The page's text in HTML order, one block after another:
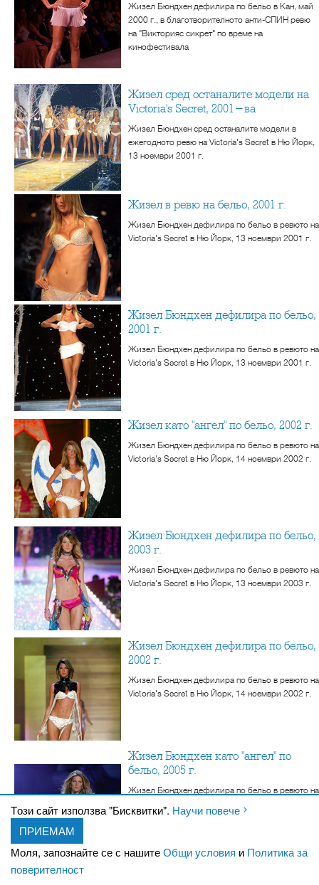
Жизел Бюндхен дефилира по бельо в Кан, май
2000 г., в благотворителното анти-СПИН ревю
на "Викторияс сикрет" по време на
кинофестивала
Жизел сред останалите модели на
Victoria's Secret, 2001-ва
Жизел Бюндхен сред останалите модели в
ежегодното ревю на Victoria's Secret в Ню Йорк,
13 ноември 2001 г.
Жизел в ревю на бельо, 2001 г.
Жизел Бюндхен дефилира по бельо в ревюто на
Victoria's Secret в Ню Йорк, 13 ноември 2001 г.
Жизел Бюндхен дефилира по бельо,
2001 г.
Жизел Бюндхен дефилира по бельо в ревюто на
Victoria's Secret в Ню Йорк, 13 ноември 2001 г.
Жизел като "ангел" по бельо, 2002 г.
Жизел Бюндхен дефилира по бельо в ревюто на
Victoria's Secret в Ню Йорк, 14 ноември 2002 г.
Жизел Бюндхен дефилира по бельо,
2003 г.
Жизел Бюндхен дефилира по бельо в ревюто на
Victoria's Secret в Ню Йорк, 13 ноември 2003 г.
Жизел Бюндхен дефилира по бельо,
2002 г.
Жизел Бюндхен дефилира по бельо в ревюто на
Victoria's Secret в Ню Йорк, 14 ноември 2002 г.
Жизел Бюндхен като "ангел" по
бельо, 2005 г.
Жизел Бюндхен дефилира по бельо в ревюто на
Tози сайт използва "Бисквитки". Научи повече
ПРИЕМАМ
Моля, запознайте се с нашитеОбщи условия и Политика за
поверителност